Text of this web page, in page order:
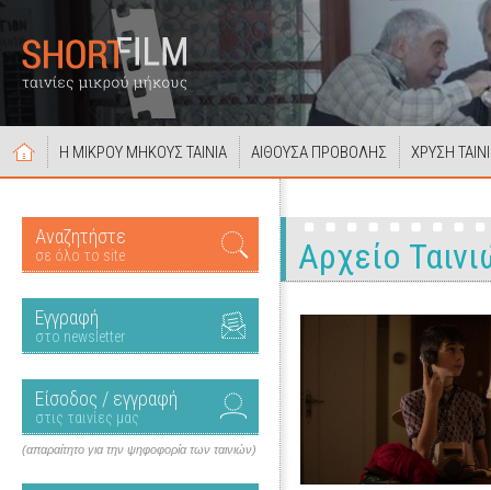
Η ΜΙΚΡΟΥ ΜΗΚΟΥΣ ΤΑΙΝΙΑ ΑΙΘΟΥΣΑ ΠΡΟΒΟΛΗΣ ΧΡΥΣΗ
Αναζητήστε
σε όλο το site
Εγγραφή
στο newsletter
Είσοδος / εγγραφή
στις ταινίες μας
(απαραίτητο για την ψηφοφορία των ταινιών)
Αρχείο